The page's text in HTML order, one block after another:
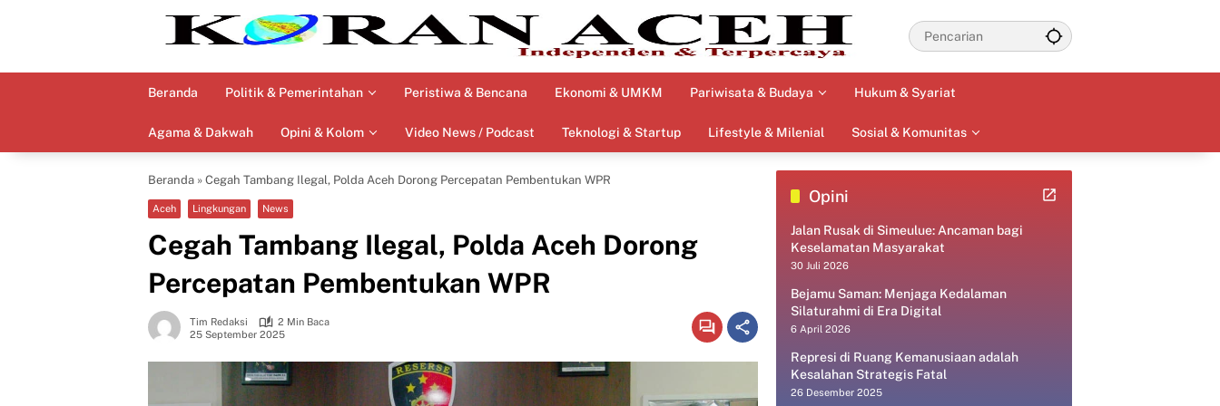
Beranda Politik & Pemerintahan Peristiwa & Bencana Ekonomi & UMKM Pariwisata & Budaya Hukum & Syariat
Agama & Dakwah Opini & Kolom Video News / Podcast Teknologi & Startup Lifestyle & Milenial Sosial & Komunitas
Beranda » Cegah Tambang Ilegal, Polda Aceh Dorong Percepatan Pembentukan WPR
Aceh Lingkungan News
Cegah Tambang Ilegal, Polda Aceh Dorong
Percepatan Pembentukan WPR
Tim Redaksi
2 Min Baca
25 September 2025
Opini
Jalan Rusak di Simeulue: Ancaman bagi
Keselamatan Masyarakat
30 Juli 2026
Bejamu Saman: Menjaga Kedalaman
Silaturahmi di Era Digital
6 April 2026
Represi di Ruang Kemanusiaan adalah
Kesalahan Strategis Fatal
26 Desember 2025